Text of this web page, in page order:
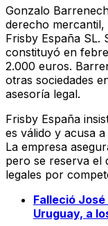
Gonzalo
derecho
Frisby España SL.
constituyó en
2.000 euros.
otras sociedades
asesoría legal.
Frisby España
es válido y acusa
La empresa
pero se reserva el
legales por
Falleció
Uruguay, a